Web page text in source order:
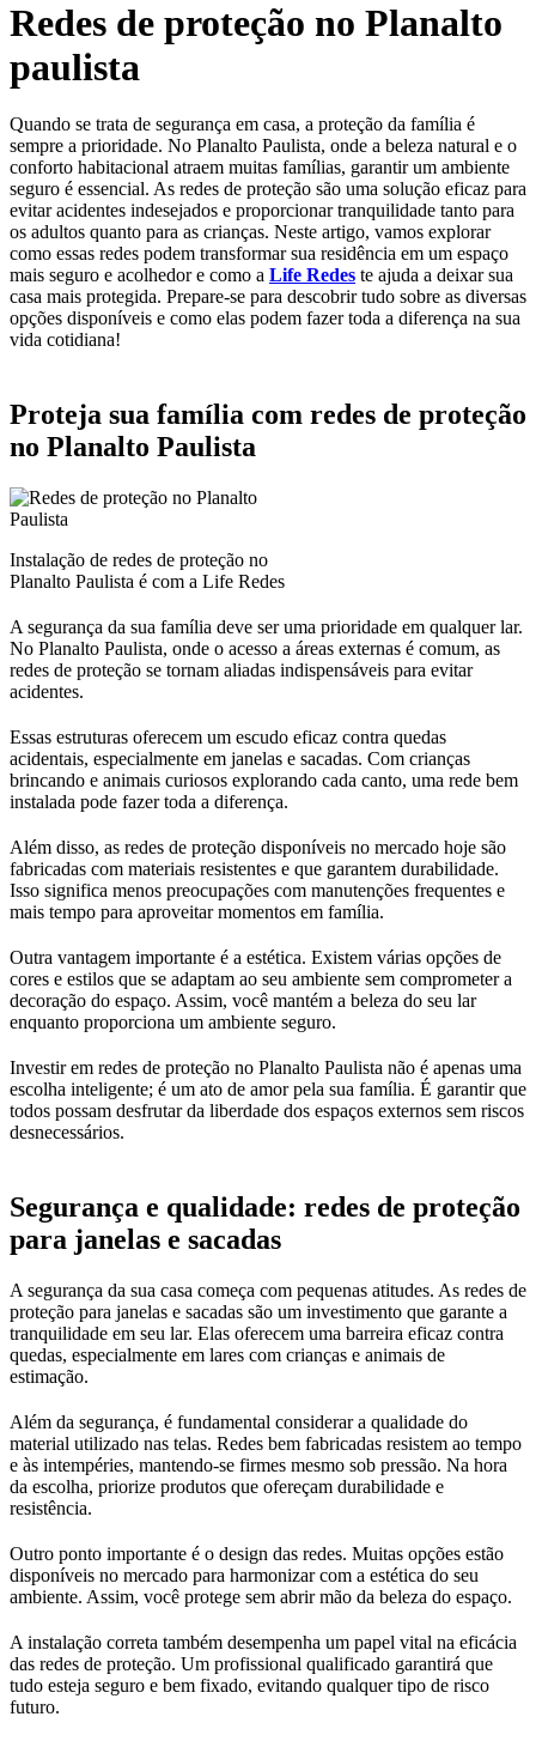
Redes de proteção no Planalto
paulista
Quando se trata de segurança em casa, a proteção da família é
sempre a prioridade. No Planalto Paulista, onde a beleza natural e o
conforto habitacional atraem muitas famílias, garantir um ambiente
seguro é essencial. As redes de proteção são uma solução eficaz para
evitar acidentes indesejados e proporcionar tranquilidade tanto para
os adultos quanto para as crianças. Neste artigo, vamos explorar
como essas redes podem transformar sua residência em um espaço
mais seguro e acolhedor e como a Life Redes te ajuda a deixar sua
casa mais protegida. Prepare-se para descobrir tudo sobre as diversas
opções disponíveis e como elas podem fazer toda a diferença na sua
vida cotidiana!
Proteja sua família com redes de proteção
no Planalto Paulista
Instalação de redes de proteção no
Planalto Paulista é com a Life Redes
A segurança da sua família deve ser uma prioridade em qualquer lar.
No Planalto Paulista, onde o acesso a áreas externas é comum, as
redes de proteção se tornam aliadas indispensáveis para evitar
acidentes.
Essas estruturas oferecem um escudo eficaz contra quedas
acidentais, especialmente em janelas e sacadas. Com crianças
brincando e animais curiosos explorando cada canto, uma rede bem
instalada pode fazer toda a diferença.
Além disso, as redes de proteção disponíveis no mercado hoje são
fabricadas com materiais resistentes e que garantem durabilidade.
Isso significa menos preocupações com manutenções frequentes e
mais tempo para aproveitar momentos em família.
Outra vantagem importante é a estética. Existem várias opções de
cores e estilos que se adaptam ao seu ambiente sem comprometer a
decoração do espaço. Assim, você mantém a beleza do seu lar
enquanto proporciona um ambiente seguro.
Investir em redes de proteção no Planalto Paulista não é apenas uma
escolha inteligente; é um ato de amor pela sua família. É garantir que
todos possam desfrutar da liberdade dos espaços externos sem riscos
desnecessários.
Segurança e qualidade: redes de proteção
para janelas e sacadas
A segurança da sua casa começa com pequenas atitudes. As redes de
proteção para janelas e sacadas são um investimento que garante a
tranquilidade em seu lar. Elas oferecem uma barreira eficaz contra
quedas, especialmente em lares com crianças e animais de
estimação.
Além da segurança, é fundamental considerar a qualidade do
material utilizado nas telas. Redes bem fabricadas resistem ao tempo
e às intempéries, mantendo-se firmes mesmo sob pressão. Na hora
da escolha, priorize produtos que ofereçam durabilidade e
resistência.
Outro ponto importante é o design das redes. Muitas opções estão
disponíveis no mercado para harmonizar com a estética do seu
ambiente. Assim, você protege sem abrir mão da beleza do espaço.
A instalação correta também desempenha um papel vital na eficácia
das redes de proteção. Um profissional qualificado garantirá que
tudo esteja seguro e bem fixado, evitando qualquer tipo de risco
futuro.